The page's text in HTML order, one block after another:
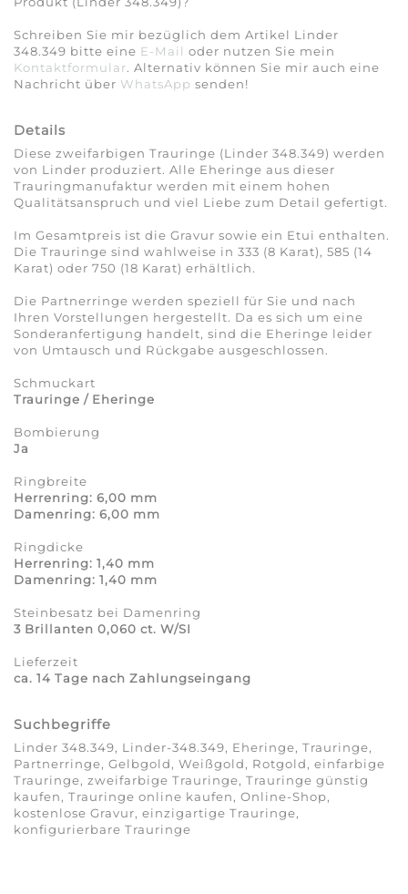
Schreiben Sie mir bezüglich dem Artikel Linder
348.349 bitte eine E-Mail oder nutzen Sie mein
Kontaktformular. Alternativ können Sie mir auch eine
Nachricht über WhatsApp senden!
Details
Diese zweifarbigen Trauringe (Linder 348.349) werden
von Linder produziert. Alle Eheringe aus dieser
Trauringmanufaktur werden mit einem hohen
Qualitätsanspruch und viel Liebe zum Detail gefertigt.
Im Gesamtpreis ist die Gravur sowie ein Etui enthalten.
Die Trauringe sind wahlweise in 333 (8 Karat), 585 (14
Karat) oder 750 (18 Karat) erhältlich.
Die Partnerringe werden speziell für Sie und nach
Ihren Vorstellungen hergestellt. Da es sich um eine
Sonderanfertigung handelt, sind die Eheringe leider
von Umtausch und Rückgabe ausgeschlossen.
Schmuckart
Trauringe / Eheringe
Bombierung
Ja
Ringbreite
Herrenring: 6,00 mm
Damenring: 6,00 mm
Ringdicke
Herrenring: 1,40 mm
Damenring: 1,40 mm
Steinbesatz bei Damenring
3 Brillanten 0,060 ct. W/SI
Lieferzeit
ca. 14 Tage nach Zahlungseingang
Suchbegriffe
Linder 348.349, Linder-348.349, Eheringe, Trauringe,
Partnerringe, Gelbgold, Weißgold, Rotgold, einfarbige
Trauringe, zweifarbige Trauringe, Trauringe günstig
kaufen, Trauringe online kaufen, Online-Shop,
kostenlose Gravur, einzigartige Trauringe,
konfigurierbare Trauringe